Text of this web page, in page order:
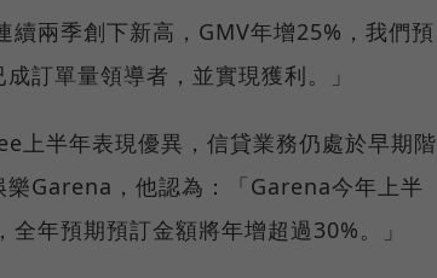
兩季創下新高，GMV年增25%，我們預
訂單量領導者，並實現獲利。」
上半年表現優異，信貸業務仍處於早期階
Garena，他認為：「Garena今年上半
年預期預訂金額將年增超過30%。」